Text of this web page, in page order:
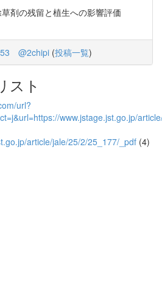
剤の残留と植生への影響評価
@2chipi (投稿一覧)
スト
url?
www.jstage.jst.go.jp/
article/jale/25/2/25_177/_pdf (4)